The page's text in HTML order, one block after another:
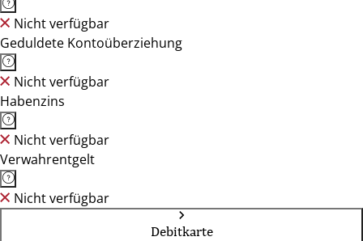
Nicht verfügbar
Geduldete Kontoüberziehung
Nicht verfügbar
Habenzins
Nicht verfügbar
Verwahrentgelt
Nicht verfügbar
Debitkarte